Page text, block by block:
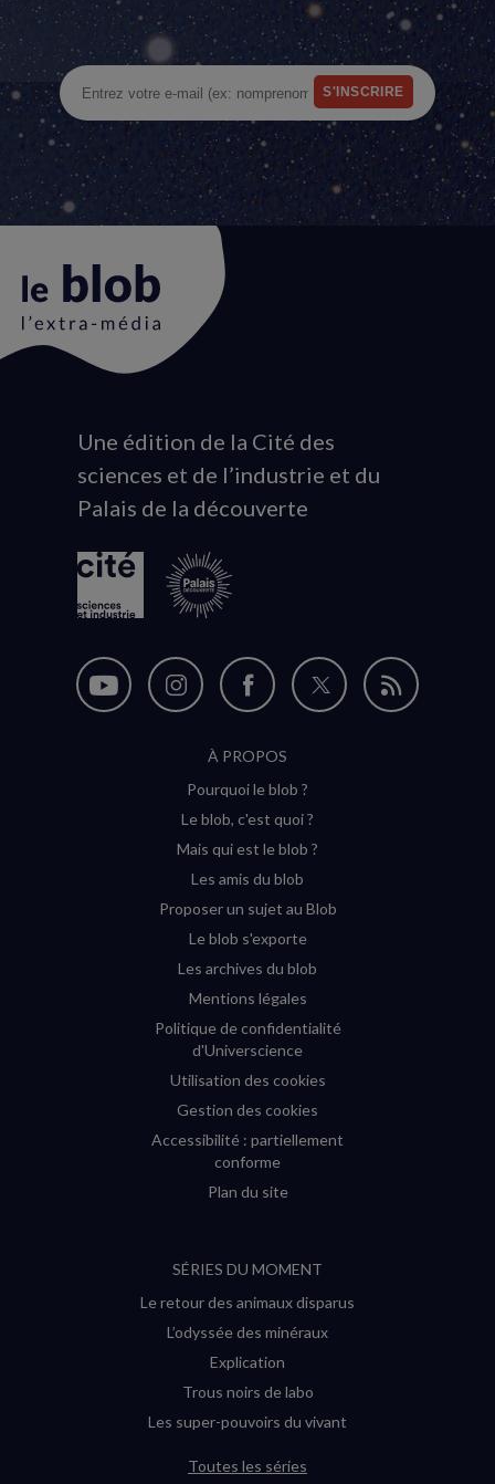
Animation
du
logo
Une édition de la Cité des
sciences et de l’industrie et du
Palais de la découverte
Nous
Nous
Instagram
(nouvelle
Nous
sur
Facebook
(nouvelle
Nous
Flux
À PROPOS
Pourquoi le blob ?
Le blob, c'est quoi ?
Mais qui est le blob ?
Les amis du blob
Proposer un sujet au Blob
Le blob s'exporte
Les archives du blob
Mentions légales
Politique de confidentialité
d'Universcience
Utilisation des cookies
Gestion des cookies
Accessibilité : partiellement
conforme
Plan du site
SÉRIES DU MOMENT
Le retour des animaux disparus
L’odyssée des minéraux
Explication
Trous noirs de labo
Les super-pouvoirs du vivant
Toutes les séries